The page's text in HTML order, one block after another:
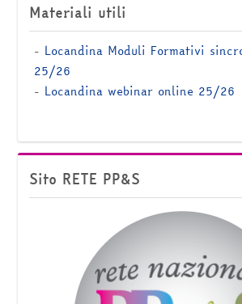
Materiali utili
- Locandina Moduli Formativi
25/26
- Locandina webinar online 25/26
Sito RETE PP&S